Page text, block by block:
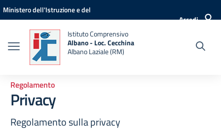
Vai ai contenuti
Vai al menu di navigazione
Vai al footer
Ministero dell'Istruzione e del
Accedi
Istituto Comprensivo
Albano - Loc. Cecchina
Albano Laziale (RM)
Regolamento
Privacy
Regolamento sulla privacy